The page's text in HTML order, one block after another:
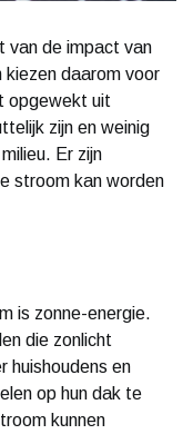
van de impact van
kiezen daarom voor
opgewekt uit
zijn en weinig
Er zijn
stroom kan worden
is zonne-energie.
die zonlicht
huishoudens en
op hun dak te
kunnen